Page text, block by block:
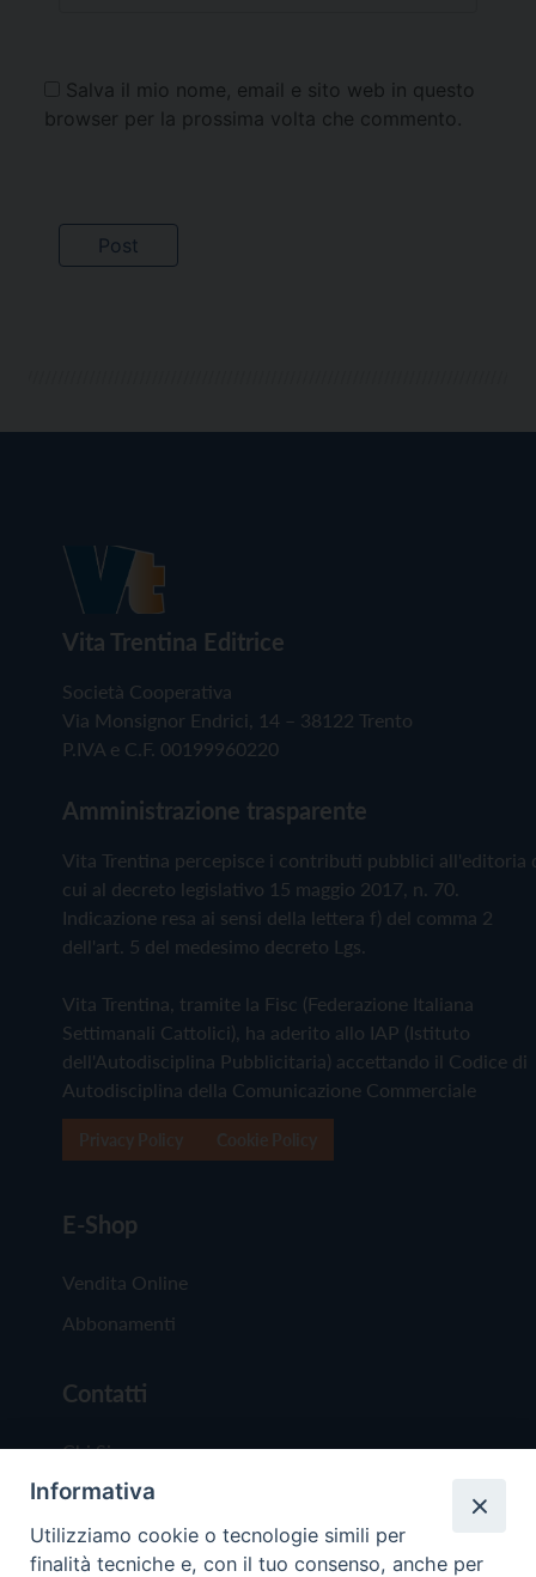
Salva il mio nome, email e sito web in questo
browser per la prossima volta che commento.
Vita Trentina Editrice
Società Cooperativa
Via Monsignor Endrici, 14 – 38122 Trento
P.IVA e C.F. 00199960220
Amministrazione trasparente
Vita Trentina percepisce i contributi pubblici all'editoria
cui al decreto legislativo 15 maggio 2017, n. 70.
Indicazione resa ai sensi della lettera f) del comma 2
dell'art. 5 del medesimo decreto Lgs.
Vita Trentina, tramite la Fisc (Federazione Italiana
Settimanali Cattolici), ha aderito allo IAP (Istituto
dell'Autodisciplina Pubblicitaria) accettando il Codice di
Autodisciplina della Comunicazione Commerciale
E-Shop
Vendita Online
Abbonamenti
Contatti
Chi Siamo
Redazione
Scrivici
Informativa
Utilizziamo cookie o tecnologie simili per
finalità tecniche e, con il tuo consenso, anche per